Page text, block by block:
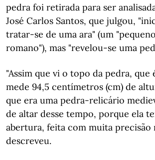
pedra foi retirada para ser
José Carlos Santos, que julgou,
tratar-se de uma ara" (um
romano"), mas "revelou-se uma
"Assim que vi o topo da pedra, que
mede 94,5 centímetros (cm) de
que era uma pedra-relicário
de altar desse tempo, porque ela
abertura, feita com muita precisão
descreveu.